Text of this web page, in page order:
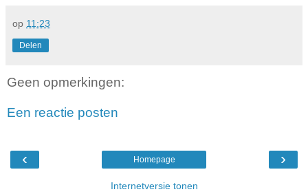
op 11:23
Delen
Geen opmerkingen:
Een reactie posten
‹ ›
Homepage
Internetversie tonen